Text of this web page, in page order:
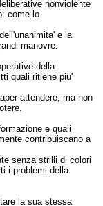
nonviolente
come lo
e la
manovre.
della
quali ritiene piu'
attendere; ma non
e quali
contribuiscano a
senza strilli di colori
i problemi della
la sua stessa